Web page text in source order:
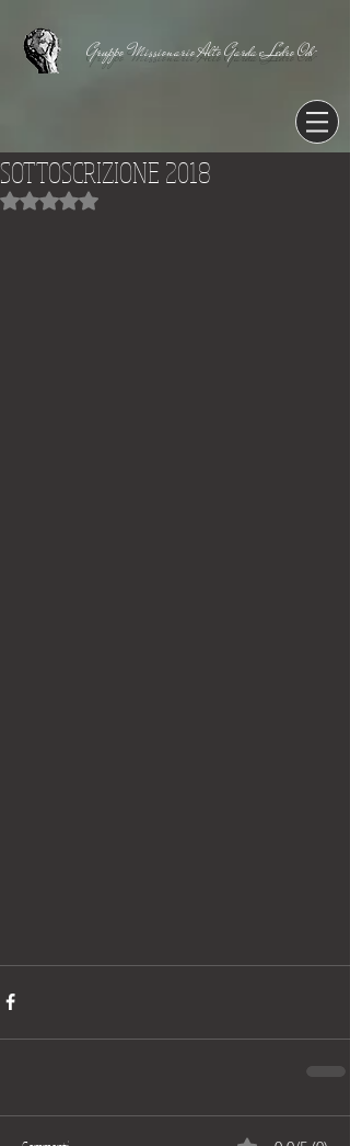
Gruppo Missionario Alto Garda e Ledro Odv
SOTTOSCRIZIONE 2018
Valutazione NaN stelle su 5.